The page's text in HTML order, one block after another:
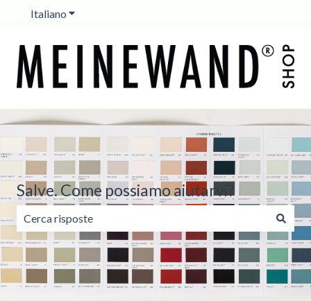
Italiano Mostra sottomenu per le traduzioni
Salve. Come possiamo aiutarvi?
Non sono presenti suggerimenti perché il campo di